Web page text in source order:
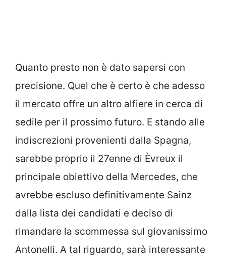
Quanto presto non è dato sapersi con
precisione. Quel che è certo è che adesso
il mercato offre un altro alfiere in cerca di
sedile per il prossimo futuro. E stando alle
indiscrezioni provenienti dalla Spagna,
sarebbe proprio il 27enne di Èvreux il
principale obiettivo della Mercedes, che
avrebbe escluso definitivamente Sainz
dalla lista dei candidati e deciso di
rimandare la scommessa sul giovanissimo
Antonelli. A tal riguardo, sarà interessante